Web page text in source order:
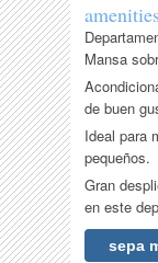
amenities
Mansa
de buen
Ideal para
pequeños.
Gran
en este
sepa